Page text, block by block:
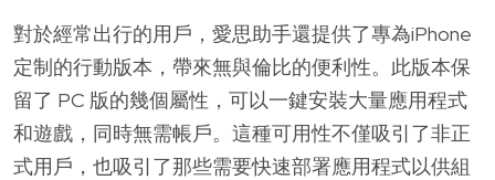
對於經常出行的用戶，愛思助手還提供了專為iPhone
定制的行動版本，帶來無與倫比的便利性。此版本保
留了 PC 版的幾個屬性，可以一鍵安裝大量應用程式
和遊戲，同時無需帳戶。這種可用性不僅吸引了非正
式用戶，也吸引了那些需要快速部署應用程式以供組